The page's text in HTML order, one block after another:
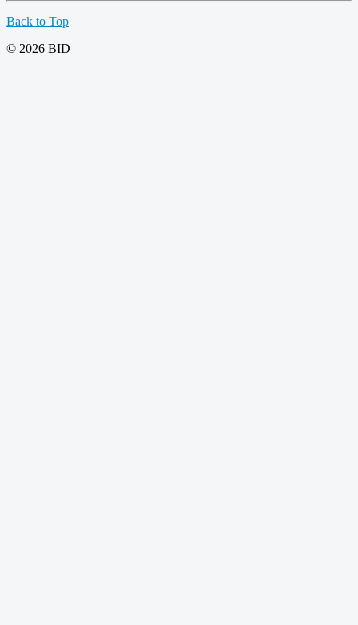
Back to Top
© 2026 BID